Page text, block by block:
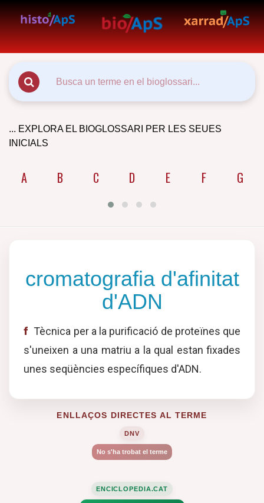
... EXPLORA EL BIOGLOSSARI PER LES SEUES
INICIALS
A B C D E F G
cromatografia d'afinitat
d'ADN
f Tècnica per a la purificació de proteïnes que
s'uneixen a una matriu a la qual estan fixades
unes seqüències específiques d'ADN.
ENLLAÇOS DIRECTES AL TERME
DNV
No s'ha trobat el terme
ENCICLOPEDIA.CAT